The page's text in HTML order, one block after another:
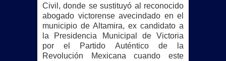
Civil, donde se sustituyó al reconocido
abogado victorense avecindado en el
municipio de Altamira, ex candidato a
la Presidencia Municipal
de Victoria
por el Partido Auténtico de
la
Revolución Mexicana cuando este